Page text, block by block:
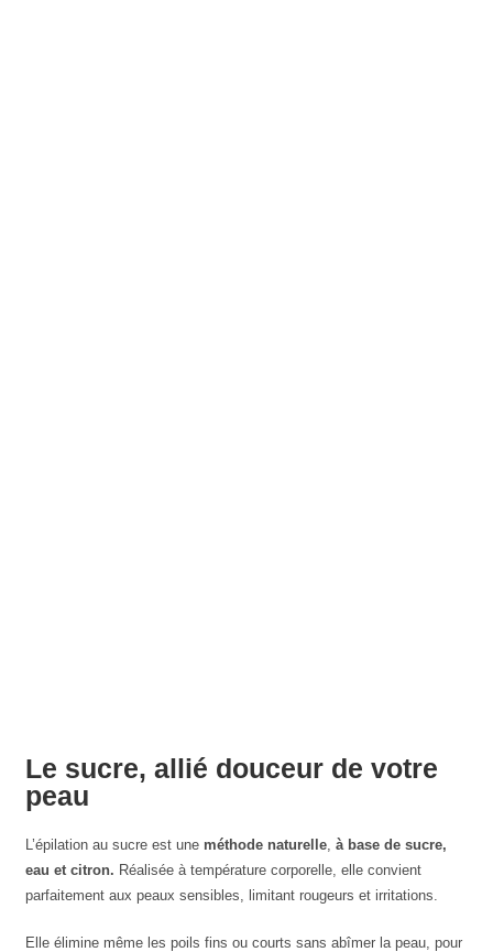
Le sucre, allié douceur de votre
peau
L’épilation au sucre est une méthode naturelle, à base de sucre,
eau et citron. Réalisée à température corporelle, elle convient
parfaitement aux peaux sensibles, limitant rougeurs et irritations.
Elle élimine même les poils fins ou courts sans abîmer la peau, pour